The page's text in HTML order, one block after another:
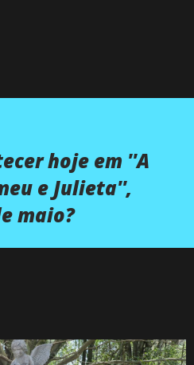
hoje em ''A
e Julieta'',
maio?